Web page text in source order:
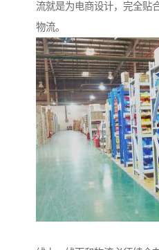
流就是为电商设计，完全贴
物流。